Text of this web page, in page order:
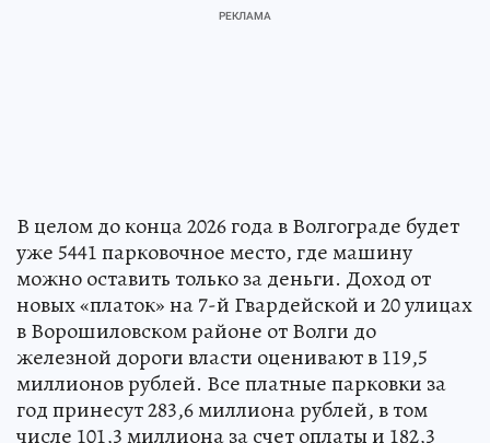
В целом до конца 2026 года в Волгограде будет
уже 5441 парковочное место, где машину
можно оставить только за деньги. Доход от
новых «платок» на 7-й Гвардейской и 20 улицах
в Ворошиловском районе от Волги до
железной дороги власти оценивают в 119,5
миллионов рублей. Все платные парковки за
год принесут 283,6 миллиона рублей, в том
числе 101,3 миллиона за счет оплаты и 182,3